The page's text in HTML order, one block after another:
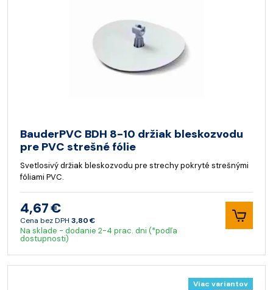
BauderPVC BDH 8-10 držiak bleskozvodu
pre PVC strešné fólie
Svetlosivý držiak bleskozvodu pre strechy pokryté strešnými
fóliami PVC.
4,67 €
Cena bez DPH 3,80 €
Na sklade - dodanie 2-4 prac. dni (*podľa
dostupnosti)
Viac variantov